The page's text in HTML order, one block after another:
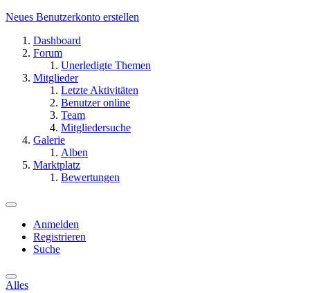
Neues Benutzerkonto erstellen
Dashboard
Forum
Unerledigte Themen
Mitglieder
Letzte Aktivitäten
Benutzer online
Team
Mitgliedersuche
Galerie
Alben
Marktplatz
Bewertungen
Anmelden
Registrieren
Suche
Alles